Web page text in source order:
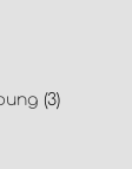
(3)